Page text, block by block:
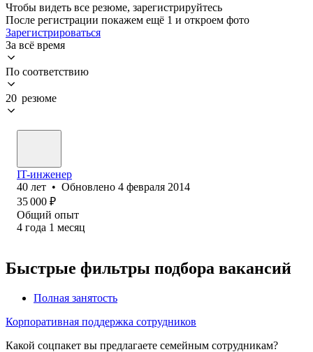
Чтобы видеть все резюме, зарегистрируйтесь
После регистрации покажем ещё 1 и откроем фото
Зарегистрироваться
За всё время
По соответствию
20 резюме
IT-инженер
40 лет • Обновлено 4 февраля 2014
35 000 ₽
Общий опыт
4 года 1 месяц
Быстрые фильтры подбора вакансий
Полная занятость
Корпоративная поддержка сотрудников
Какой соцпакет вы предлагаете семейным сотрудникам?